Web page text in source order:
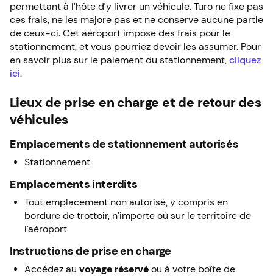
permettant à l’hôte d’y livrer un véhicule. Turo ne fixe pas
ces frais, ne les majore pas et ne conserve aucune partie
de ceux-ci. Cet aéroport impose des frais pour le
stationnement, et vous pourriez devoir les assumer. Pour
en savoir plus sur le paiement du stationnement, cliquez
ici.
Lieux de prise en charge et de retour des
véhicules
Emplacements de stationnement autorisés
Stationnement
Emplacements interdits
Tout emplacement non autorisé, y compris en
bordure de trottoir, n’importe où sur le territoire de
l’aéroport
Instructions de prise en charge
Accédez au voyage réservé ou à votre boîte de